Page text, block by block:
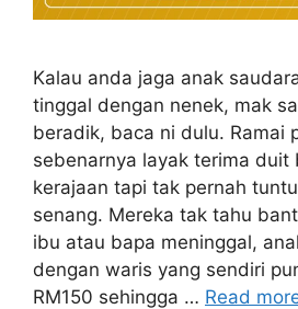
Kalau anda jaga anak
tinggal dengan nenek, mak
beradik, baca ni dulu. Ramai
sebenarnya layak terima duit
kerajaan tapi tak pernah
senang. Mereka tak tahu
ibu atau bapa meninggal,
dengan waris yang sendiri
RM150 sehingga … Read